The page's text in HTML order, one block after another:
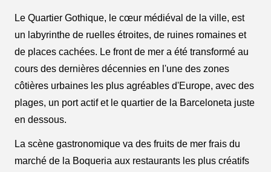
Le Quartier Gothique, le cœur médiéval de la ville, est
un labyrinthe de ruelles étroites, de ruines romaines et
de places cachées. Le front de mer a été transformé au
cours des dernières décennies en l'une des zones
côtières urbaines les plus agréables d'Europe, avec des
plages, un port actif et le quartier de la Barceloneta juste
en dessous.
La scène gastronomique va des fruits de mer frais du
marché de la Boqueria aux restaurants les plus créatifs